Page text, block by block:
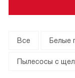
Все Белые
Пылесосы с